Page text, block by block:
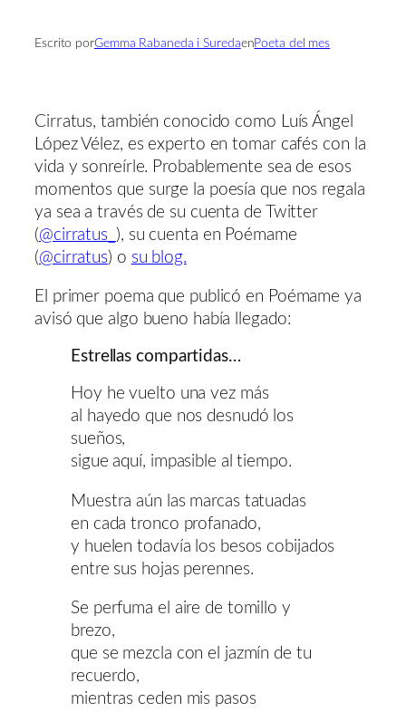
Escrito porGemma Rabaneda i SuredaenPoeta del mes
Cirratus, también conocido como Luís Ángel
López Vélez, es experto en tomar cafés con la
vida y sonreírle. Probablemente sea de esos
momentos que surge la poesía que nos regala
ya sea a través de su cuenta de Twitter
(@cirratus_ ), su cuenta en Poémame
(@cirratus) o su blog.
El primer poema que publicó en Poémame ya
avisó que algo bueno había llegado:
Estrellas compartidas…
Hoy he vuelto una vez más
al hayedo que nos desnudó los
sueños,
sigue aquí, impasible al tiempo.
Muestra aún las marcas tatuadas
en cada tronco profanado,
y huelen todavía los besos cobijados
entre sus hojas perennes.
Se perfuma el aire de tomillo y
brezo,
que se mezcla con el jazmín de tu
recuerdo,
mientras ceden mis pasos